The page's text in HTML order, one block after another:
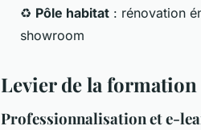
♻️ Pôle habitat : rénovation
showroom
Levier de la formation
Professionnalisation et e-